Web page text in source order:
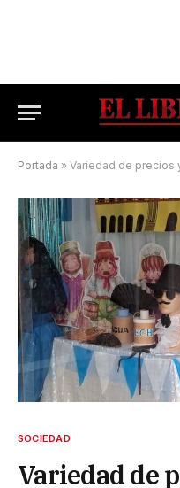
Portada » Variedad de precios y
SOCIEDAD
Variedad de